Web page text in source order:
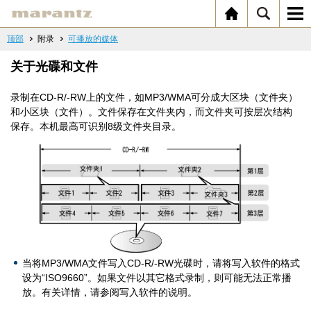
顶部 附录 可播放的媒体
关于光碟和文件
录制在CD-R/-RW上的文件，如MP3/WMA可分成大区块（文件夹）
和小区块（文件）。文件保存在文件夹内，而文件夹可按层次结构
保存。本机最高可识别8级文件夹目录。
当将MP3/WMA文件写入CD-R/-RW光碟时，请将写入软件的格式
设为“ISO9660”。如果文件以其它格式录制，则可能无法正常播
放。有关详情，请参阅写入软件的说明。